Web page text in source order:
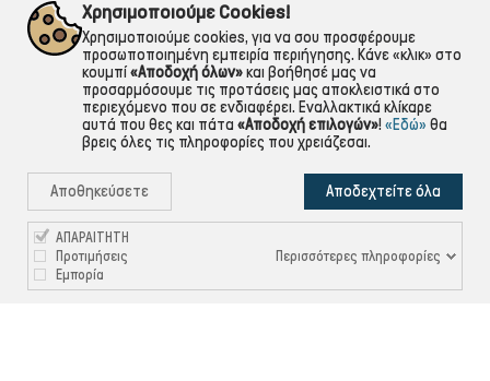
Τρόποι Πληρωμής
αντικαταβολή,κάρτα,τραπεζική Για ό,τι χρειαστείς!
Χρησιμοποιούμε Cookies!
Χρησιμοποιούμε cookies, για να σου προσφέρουμε
προσωποποιημένη εμπειρία περιήγησης. Κάνε «κλικ» στο
κουμπί«Αποδοχή όλων»και βοήθησέ μας να
προσαρμόσουμε τις προτάσεις μας αποκλειστικά στο
περιεχόμενο που σε ενδιαφέρει. Εναλλακτικά κλίκαρε
αυτά που θες και πάτα «Αποδοχή επιλογών»! «Εδώ» θα
βρεις όλες τις πληροφορίες που χρειάζεσαι.
Αποθηκεύσετε Αποδεχτείτε όλα
ΑΠΑΡΑΙΤΗΤΗ
Προτιμήσεις
Εμπορία
Περισσότερες πληροφορίες